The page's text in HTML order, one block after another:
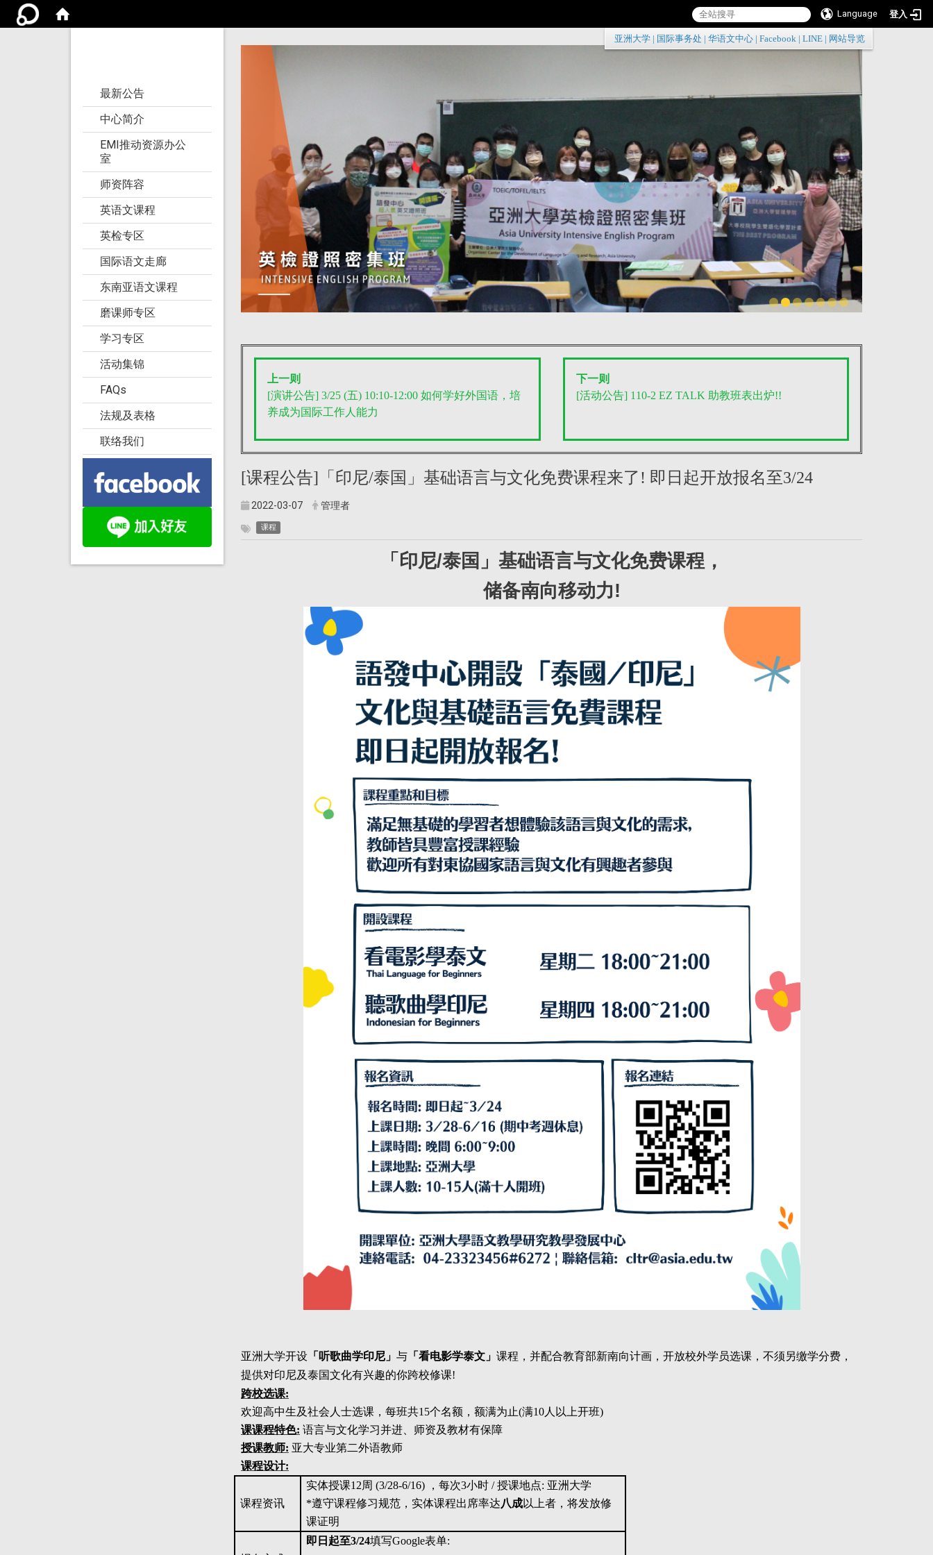
Language 登入
:::
亚洲大学 国际事务处 华语文中心 Facebook LINE 网站导览
最新公告
中心简介
EMI推动资源办公
室
师资阵容
英语文课程
英检专区
国际语文走廊
东南亚语文课程
磨课师专区
学习专区
活动集锦
FAQs
法规及表格
联络我们
上一则
[演讲公告] 3/25 (五) 10:10-12:00 如何学好外国语，培
养成为国际工作人能力
下一则
[活动公告] 110-2 EZ TALK 助教班表出炉!!
[课程公告]「印尼/泰国」基础语言与文化免费课程来了! 即日起开放报名至3/24
2022-03-07 管理者
课程
「印尼/泰国」基础语言与文化免费课程，
储备南向移动力!
亚洲大学开设 「听歌曲学印尼」 与 「看电影学泰文」 课程，并配合教育部新南向计画，开放校外学员选课，不须另缴学分费，
提供对印尼及泰国文化有兴趣的你跨校修课!
跨校选课:
欢迎高中生及社会人士选课，每班共15个名额，额满为止(满10人以上开班)
课课程特色: 语言与文化学习并进、师资及教材有保障
授课教师: 亚大专业第二外语教师
课程设计:
课程资讯
实体授课12周 (3/28-6/16) ，每次3小时 / 授课地点: 亚洲大学
*遵守课程修习规范，实体课程出席率达八成以上者，将发放修
课证明
即日起至3/24填写Google表单: